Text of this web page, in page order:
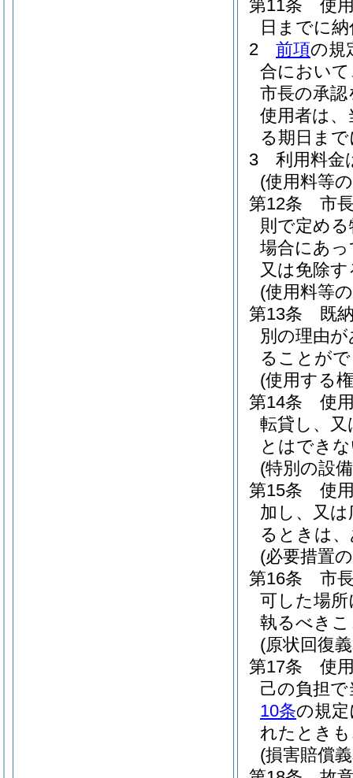
第11条
使
日までに
2
前項の規
合において
市長の承
使用者は、
る期日ま
3
利用料金
(使用料等
第12条
市
則で定め
場合にあ
又は免除
(使用料等
第13条
既
別の理由
ることが
(使用する
第14条
使
転貸し、
とはでき
(特別の設
第15条
使
加し、又
るときは
(必要措置
第16条
市
可した場
執るべき
(原状回復
第17条
使
己の負担
10条の規
れたとき
(損害賠償